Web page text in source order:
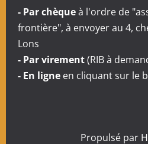
- Par chèqueà l'ordre de
frontière", à envoyer au 4,
Lons
- Par virement(RIB à
- En ligne en cliquant sur le
Propulsé par